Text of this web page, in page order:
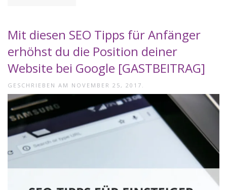
Mit diesen SEO Tipps für Anfänger
erhöhst du die Position deiner
Website bei Google [GASTBEITRAG]
GESCHRIEBEN AM NOVEMBER 25, 2017 .